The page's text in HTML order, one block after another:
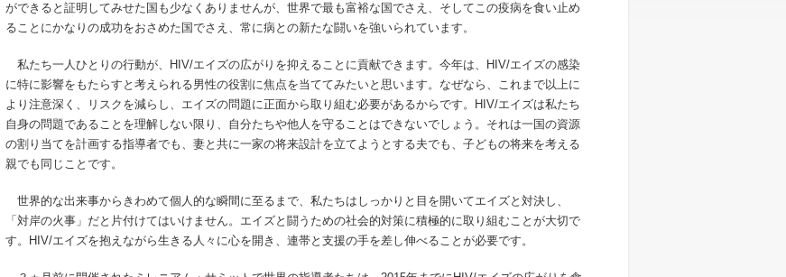
ができると証明してみせた国も少なくありませんが、世界で最も富裕な国でさえ、そしてこの疫病を食い止め
ることにかなりの成功をおさめた国でさえ、常に病との新たな闘いを強いられています。
私たち一人ひとりの行動が、 HIV/エイズの広がりを抑えることに貢献できます。今年は、 HIV/エイズの感染
に特に影響をもたらすと考えられる男性の役割に焦点を当ててみたいと思います。なぜなら、これまで以上に
より注意深く、リスクを減らし、エイズの問題に正面から取り組む必要があるからです。
HIV/エイズは私たち
自身の問題であることを理解しない限り、自分たちや他人を守ることはできないでしょう。それは一国の資源
の割り当てを計画する指導者でも、妻と共に一家の将来設計を立てようとする夫でも、子どもの将来を考える
親でも同じことです。
世界的な出来事からきわめて個人的な瞬間に至るまで、私たちはしっかりと目を開いてエイズと対決し、
「対岸の火事」だと片付けてはいけません。エイズと闘うための社会的対策に積極的に取り組むことが大切で
す。
HIV/エイズを抱えながら生きる人々に心を開き、連帯と支援の手を差し伸べることが必要です。